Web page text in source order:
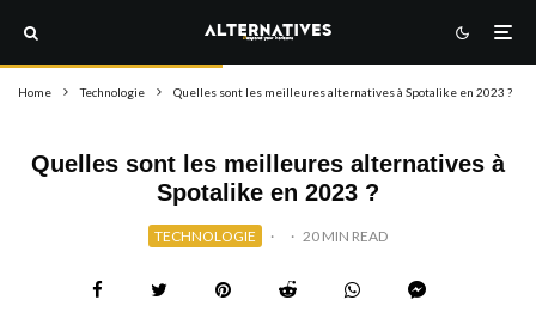
Home Technologie Quelles sont les meilleures alternatives à Spotalike en 2023 ?
Quelles sont les meilleures alternatives à
Spotalike en 2023 ?
TECHNOLOGIE · · 20 MIN READ